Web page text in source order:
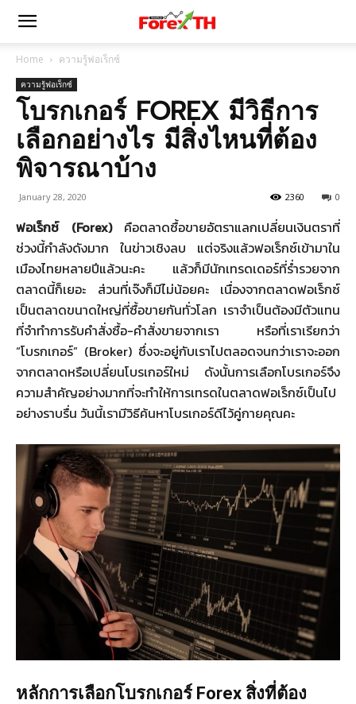
Home ความรู้ฟอเร็กซ์
ความรู้ฟอเร็กซ์
โบรกเกอร์ FOREX มีวิธีการ
เลือกอย่างไร มีสิ่งไหนที่ต้อง
พิจารณาบ้าง
January 28, 2020 0
2360
ฟอเร็กซ์ (Forex)คือตลาดซื้อขายอัตราแลกเปลี่ยนเงินตราที่
ช่วงนี้กำลังดังมาก ในข่าวเชิงลบ แต่จริงแล้วฟอเร็กซ์เข้ามาใน
เมืองไทยหลายปีแล้วนะคะ แล้วก็มีนักเทรดเดอร์ที่ร่ำรวยจาก
ตลาดนี้ก็เยอะ ส่วนที่เจ๊งก็มีไม่น้อยคะ เนื่องจากตลาดฟอเร็กซ์
เป็นตลาดขนาดใหญ่ที่ซื้อขายกันทั่วโลก เราจำเป็นต้องมีตัวแทน
ที่จำทำการรับคำสั่งซื้อ-คำสั่งขายจากเรา หรือที่เราเรียกว่า
“โบรกเกอร์” (Broker) ซึ่งจะอยู่กับเราไปตลอดจนกว่าเราจะออก
จากตลาดหรือเปลี่ยนโบรเกอร์ใหม่ ดังนั้นการเลือกโบรเกอร์จึง
ความสำคัญอย่างมากที่จะทำให้การเทรดในตลาดฟอเร็กซ์เป็นไป
อย่างราบรื่น วันนี้เรามีวิธีค้นหาโบรเกอร์ดีไว้คู่กายคุณคะ
หลักการเลือกโบรกเกอร์ Forex สิ่งที่ต้อง